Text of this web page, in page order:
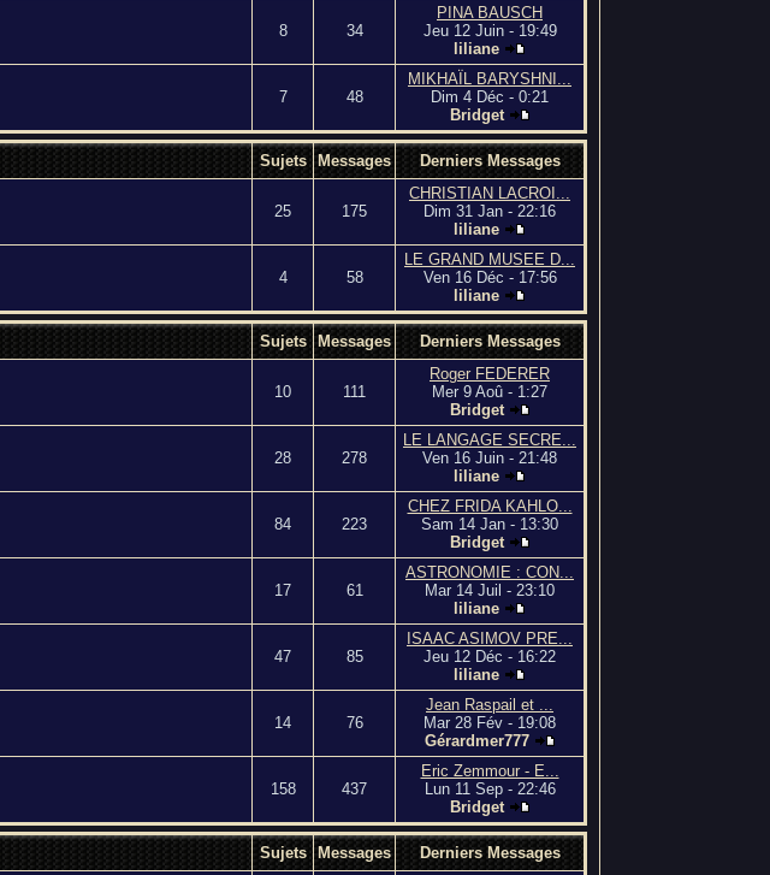
8 34
PINA BAUSCH
Jeu 12 Juin - 19:49
liliane
7 48
MIKHAÏL BARYSHNI...
Dim 4 Déc - 0:21
Bridget
Sujets Messages Derniers Messages
25 175
CHRISTIAN LACROI...
Dim 31 Jan - 22:16
liliane
4 58
LE GRAND MUSEE D...
Ven 16 Déc - 17:56
liliane
Sujets Messages Derniers Messages
10 111
Roger FEDERER
Mer 9 Aoû - 1:27
Bridget
28 278
LE LANGAGE SECRE...
Ven 16 Juin - 21:48
liliane
84 223
CHEZ FRIDA KAHLO...
Sam 14 Jan - 13:30
Bridget
17 61
ASTRONOMIE : CON...
Mar 14 Juil - 23:10
liliane
47 85
ISAAC ASIMOV PRE...
Jeu 12 Déc - 16:22
liliane
14 76
Jean Raspail et ...
Mar 28 Fév - 19:08
Gérardmer777
158 437
Eric Zemmour - E...
Lun 11 Sep - 22:46
Bridget
Sujets Messages Derniers Messages